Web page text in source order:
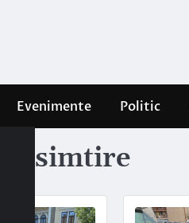
Evenimente Politic
nesimtire